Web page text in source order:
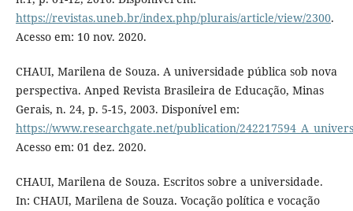
https://revistas.uneb.br/index.php/plurais/article/view/2300.
Acesso em: 10 nov. 2020.
CHAUI, Marilena de Souza. A universidade pública sob nova
perspectiva. Anped Revista Brasileira de Educação, Minas
Gerais, n. 24, p. 5-15, 2003. Disponível em:
https://www.researchgate.net/publication/
Acesso em: 01 dez. 2020.
CHAUI, Marilena de Souza. Escritos sobre a universidade.
In: CHAUI, Marilena de Souza. Vocação política e vocação